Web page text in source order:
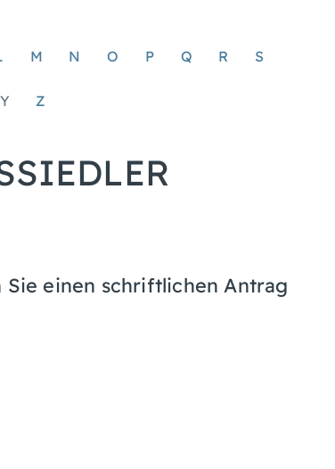
M N O P Q R S
Y Z
Sie einen schriftlichen Antrag